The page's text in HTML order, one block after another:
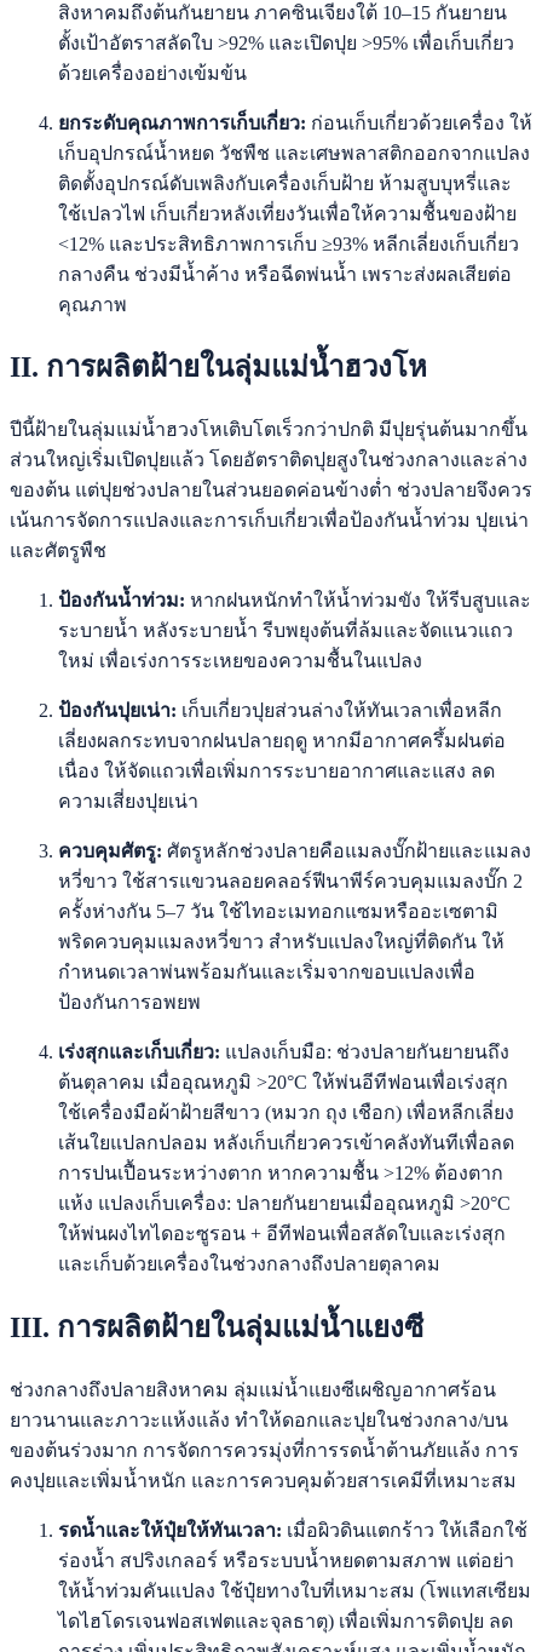
สิงหาคมถึงต้นกันยายน ภาคซินเจียงใต้ 10–15 กันยายน
ตั้งเป้าอัตราสลัดใบ >92% และเปิดปุย >95% เพื่อเก็บเกี่ยว
ด้วยเครื่องอย่างเข้มข้น
ยกระดับคุณภาพการเก็บเกี่ยว: ก่อนเก็บเกี่ยวด้วยเครื่อง ให้
เก็บอุปกรณ์น้ำหยด วัชพืช และเศษพลาสติกออกจากแปลง
ติดตั้งอุปกรณ์ดับเพลิงกับเครื่องเก็บฝ้าย ห้ามสูบบุหรี่และ
ใช้เปลวไฟ เก็บเกี่ยวหลังเที่ยงวันเพื่อให้ความชื้นของฝ้าย
<12% และประสิทธิภาพการเก็บ ≥93% หลีกเลี่ยงเก็บเกี่ยว
กลางคืน ช่วงมีน้ำค้าง หรือฉีดพ่นน้ำ เพราะส่งผลเสียต่อ
คุณภาพ
II. การผลิตฝ้ายในลุ่มแม่น้ำฮวงโห
ปีนี้ฝ้ายในลุ่มแม่น้ำฮวงโหเติบโตเร็วกว่าปกติ มีปุยรุ่นต้นมากขึ้น
ส่วนใหญ่เริ่มเปิดปุยแล้ว โดยอัตราติดปุยสูงในช่วงกลางและล่าง
ของต้น แต่ปุยช่วงปลายในส่วนยอดค่อนข้างต่ำ ช่วงปลายจึงควร
เน้นการจัดการแปลงและการเก็บเกี่ยวเพื่อป้องกันน้ำท่วม ปุยเน่า
และศัตรูพืช
ป้องกันน้ำท่วม: หากฝนหนักทำให้น้ำท่วมขัง ให้รีบสูบและ
ระบายน้ำ หลังระบายน้ำ รีบพยุงต้นที่ล้มและจัดแนวแถว
ใหม่ เพื่อเร่งการระเหยของความชื้นในแปลง
ป้องกันปุยเน่า: เก็บเกี่ยวปุยส่วนล่างให้ทันเวลาเพื่อหลีก
เลี่ยงผลกระทบจากฝนปลายฤดู หากมีอากาศครึ้มฝนต่อ
เนื่อง ให้จัดแถวเพื่อเพิ่มการระบายอากาศและแสง ลด
ความเสี่ยงปุยเน่า
ควบคุมศัตรู: ศัตรูหลักช่วงปลายคือแมลงบั๊กฝ้ายและแมลง
หวี่ขาว ใช้สารแขวนลอยคลอร์ฟีนาพีร์ควบคุมแมลงบั๊ก 2
ครั้งห่างกัน 5–7 วัน ใช้ไทอะเมทอกแซมหรืออะเซตามิ
พริดควบคุมแมลงหวี่ขาว สำหรับแปลงใหญ่ที่ติดกัน ให้
กำหนดเวลาพ่นพร้อมกันและเริ่มจากขอบแปลงเพื่อ
ป้องกันการอพยพ
เร่งสุกและเก็บเกี่ยว: แปลงเก็บมือ: ช่วงปลายกันยายนถึง
ต้นตุลาคม เมื่ออุณหภูมิ >20°C ให้พ่นอีทีฟอนเพื่อเร่งสุก
ใช้เครื่องมือผ้าฝ้ายสีขาว (หมวก ถุง เชือก) เพื่อหลีกเลี่ยง
เส้นใยแปลกปลอม หลังเก็บเกี่ยวควรเข้าคลังทันทีเพื่อลด
การปนเปื้อนระหว่างตาก หากความชื้น >12% ต้องตาก
แห้ง แปลงเก็บเครื่อง: ปลายกันยายนเมื่ออุณหภูมิ >20°C
ให้พ่นผงไทไดอะซูรอน + อีทีฟอนเพื่อสลัดใบและเร่งสุก
และเก็บด้วยเครื่องในช่วงกลางถึงปลายตุลาคม
III. การผลิตฝ้ายในลุ่มแม่น้ำแยงซี
ช่วงกลางถึงปลายสิงหาคม ลุ่มแม่น้ำแยงซีเผชิญอากาศร้อน
ยาวนานและภาวะแห้งแล้ง ทำให้ดอกและปุยในช่วงกลาง/บน
ของต้นร่วงมาก การจัดการควรมุ่งที่การรดน้ำต้านภัยแล้ง การ
คงปุยและเพิ่มน้ำหนัก และการควบคุมด้วยสารเคมีที่เหมาะสม
รดน้ำและให้ปุ๋ยให้ทันเวลา: เมื่อผิวดินแตกร้าว ให้เลือกใช้
ร่องน้ำ สปริงเกลอร์ หรือระบบน้ำหยดตามสภาพ แต่อย่า
ให้น้ำท่วมคันแปลง ใช้ปุ๋ยทางใบที่เหมาะสม (โพแทสเซียม
ไดไฮโดรเจนฟอสเฟตและจุลธาตุ) เพื่อเพิ่มการติดปุย ลด